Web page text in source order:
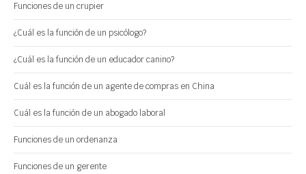
Funciones de un crupier
¿Cuál es la función de un psicólogo?
¿Cuál es la función de un educador canino?
Cuál es la función de un agente de compras en China
Cuál es la función de un abogado laboral
Funciones de un ordenanza
Funciones de un gerente